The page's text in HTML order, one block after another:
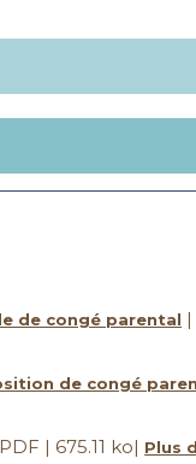
de congé parental
de congé
| 675.11 ko| Plus